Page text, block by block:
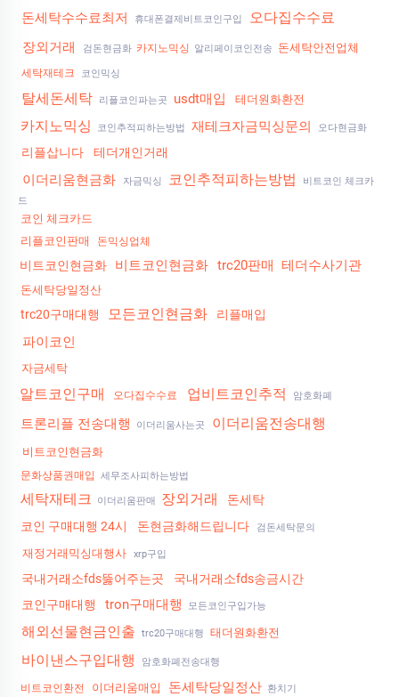
돈세탁수수료최저 휴대폰결제비트코인구입 오다집수수료
장외거래 검돈현금화 카지노믹싱 알리페이코인전송 돈세탁안전업체
세탁재테크 코인믹싱
탈세돈세탁 리플코인파는곳 usdt매입 테더원화환전
카지노믹싱 코인추적피하는방법 재테크자금믹싱문의 오다현금화
리플삽니다 테더개인거래
이더리움현금화 자금믹싱 코인추적피하는방법
비트코인 체크카
드
코인 체크카드
리플코인판매
돈믹싱업체
비트코인현금화 비트코인현금화 trc20판매 테더수사기관
돈세탁당일정산
trc20구매대행 모든코인현금화 리플매입
파이코인
자금세탁
알트코인구매 오다집수수료 업비트코인추적 암호화폐
트론리플 전송대행 이더리움사는곳 이더리움전송대행
비트코인현금화
문화상품권매입 세무조사피하는방법
세탁재테크 이더리움판매 장외거래
돈세탁
코인 구매대행 24시
돈현금화해드립니다 검돈세탁문의
재정거래믹싱대행사 xrp구입
국내거래소fds뚫어주는곳
국내거래소fds송금시간
코인구매대행
tron구매대행 모든코인구입가능
해외선물현금인출 trc20구매대행 태더원화환전
바이낸스구입대행 암호화폐전송대행
비트코인환전 이더리움매입 돈세탁당일정산 환치기